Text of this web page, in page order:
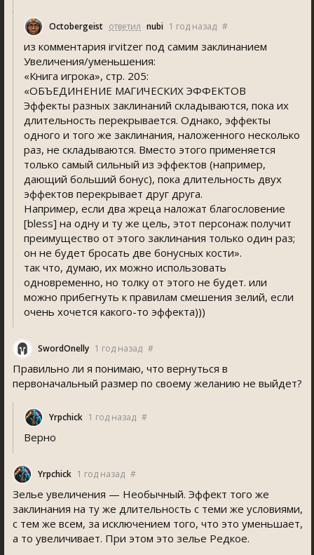
Octobergeist ответил nubi 1 год назад #
из комментария irvitzer под самим заклинанием
Увеличения/уменьшения:
«Книга игрока», стр. 205:
«ОБЪЕДИНЕНИЕ МАГИЧЕСКИХ ЭФФЕКТОВ
Эффекты разных заклинаний складываются, пока их
длительность перекрывается. Однако, эффекты
одного и того же заклинания, наложенного несколько
раз, не складываются. Вместо этого применяется
только самый сильный из эффектов (например,
дающий больший бонус), пока длительность двух
эффектов перекрывает друг друга.
Например, если два жреца наложат благословение
[bless] на одну и ту же цель, этот персонаж получит
преимущество от этого заклинания только один раз;
он не будет бросать две бонусных кости».
так что, думаю, их можно использовать
одновременно, но толку от этого не будет. или
можно прибегнуть к правилам смешения зелий, если
очень хочется какого-то эффекта)))
SwordOnelly 1 год назад #
Правильно ли я понимаю, что вернуться в
первоначальный размер по своему желанию не выйдет?
Yrpchick 1 год назад #
Верно
Yrpchick 1 год назад #
Зелье увеличения — Необычный. Эффект того же
заклинания на ту же длительность с теми же условиями,
с тем же всем, за исключением того, что это уменьшает,
а то увеличивает. При этом это зелье Редкое.